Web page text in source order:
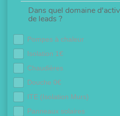
Dans quel domaine
de leads ?
Pompes à chaleur
Isolation 1€
Chaudières
Douche 0€
ITE (Isolation Murs)
Panneaux solaires